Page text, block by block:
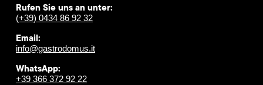
Rufen Sie uns an unter:
(+39) 0434 86 92 32
Email:
info@gastrodomus.it
WhatsApp:
+39 366 372 92 22